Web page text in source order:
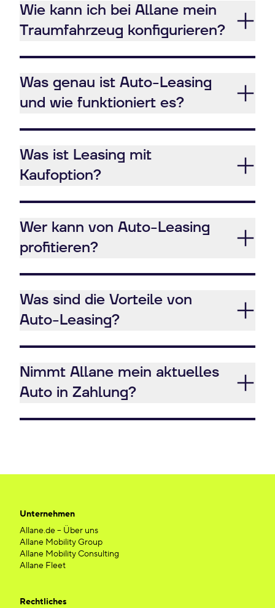
Wie kann ich bei Allane mein
Traumfahrzeug konfigurieren?
Was genau ist Auto-Leasing
und wie funktioniert es?
Was ist Leasing mit
Kaufoption?
Wer kann von Auto-Leasing
profitieren?
Was sind die Vorteile von
Auto-Leasing?
Nimmt Allane mein aktuelles
Auto in Zahlung?
Unternehmen
Allane.de – Über uns
Allane Mobility Group
Allane Mobility Consulting
Allane Fleet
Rechtliches